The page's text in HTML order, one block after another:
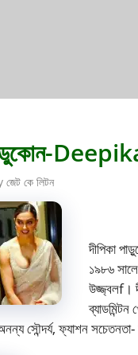
জেট কে লিটন
দীপিকা
১৯৮৬
উজ্জ্বলf।
সৌন্দর্য, ফ্যাশন সচেতনতা-